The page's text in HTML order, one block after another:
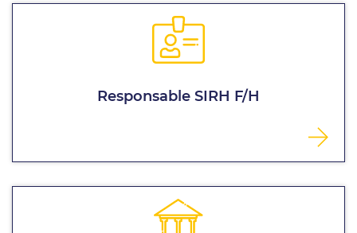
Responsable SIRH F/H